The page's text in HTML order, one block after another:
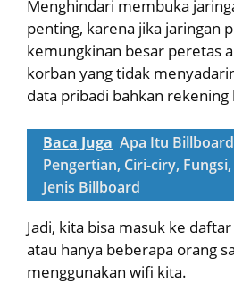
Menghindari membuka
penting, karena jika jaringan
kemungkinan besar peretas
korban yang tidak
data pribadi bahkan
Baca Juga Apa Itu
Pengertian, Ciri-ciry,
Jenis Billboard
Jadi, kita bisa masuk ke
atau hanya beberapa orang
menggunakan wifi kita.